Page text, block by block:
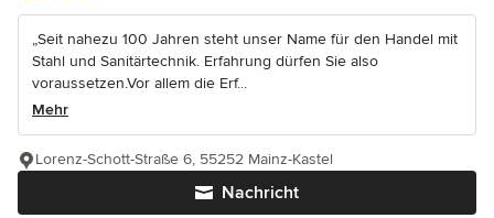
„Seit nahezu 100 Jahren steht unser Name für den Handel mit
Stahl und Sanitärtechnik. Erfahrung dürfen Sie also
voraussetzen.Vor allem die Erf...
Mehr
Nachricht
Lorenz-Schott-Straße 6, 55252 Mainz-Kastel